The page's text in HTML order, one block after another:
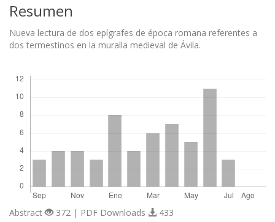
Resumen
Nueva lectura de dos epígrafes de época romana referentes a
dos termestinos en la muralla medieval de Ávila.
Abstract 372 | PDF Downloads 433